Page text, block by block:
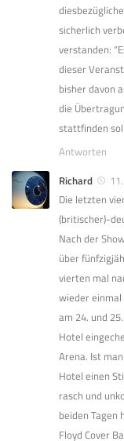
sicherlich
verstanden:
dieser
bisher davon
die
stattfinden
Antworten
Richard
Die letzten
(britischer)-
Nach der
über
vierten mal
wieder
am 24. und
Hotel
Arena. Ist
Hotel einen
rasch und
beiden Tagen
Floyd Cover